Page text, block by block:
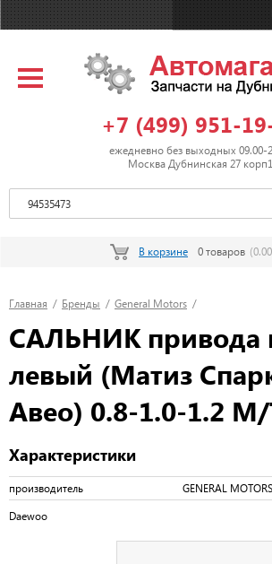
+7 (499) 951-
ежедневно без выходных 09.00-
Москва Дубнинская 27 корп1
В корзине 0 товаров
Главная / Бренды / General Motors /
САЛЬНИК привода
левый (Матиз
Авео) 0.8-1.0-1.2
Характеристики
производитель GENERAL MOTORS
Daewoo